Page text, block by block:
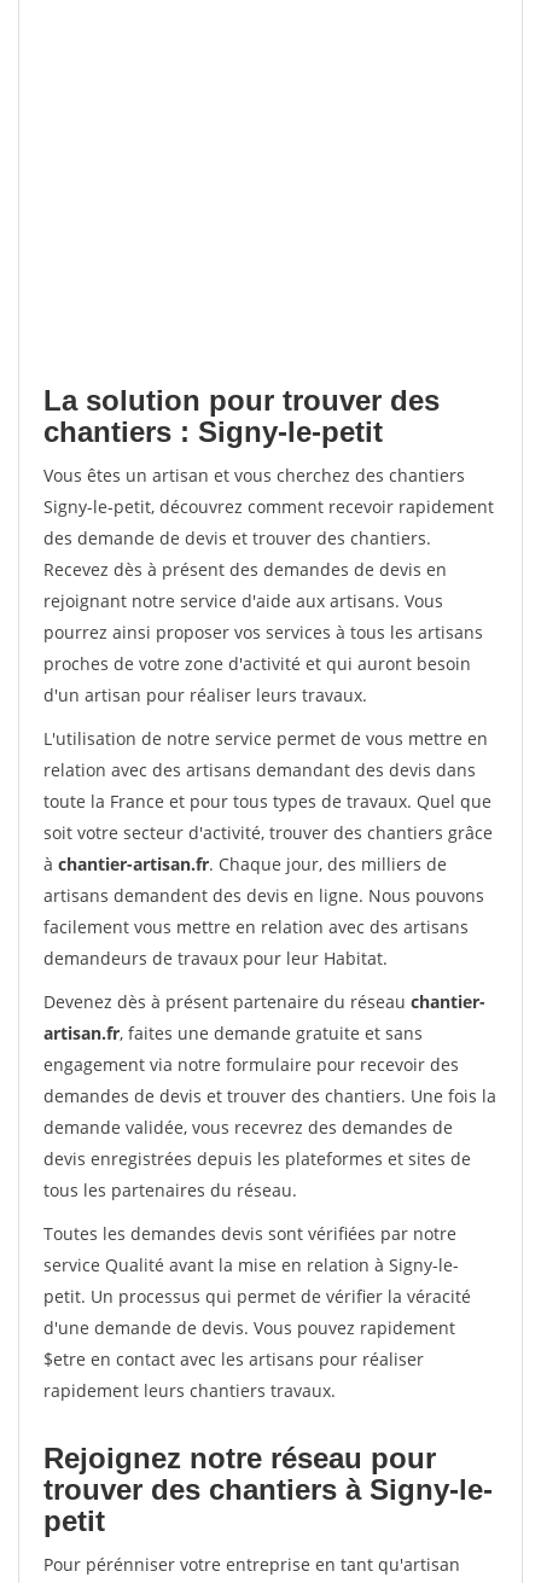
La solution pour trouver des
chantiers : Signy-le-petit
Vous êtes un artisan et vous cherchez des chantiers
Signy-le-petit, découvrez comment recevoir rapidement
des demande de devis et trouver des chantiers.
Recevez dès à présent des demandes de devis en
rejoignant notre service d'aide aux artisans. Vous
pourrez ainsi proposer vos services à tous les artisans
proches de votre zone d'activité et qui auront besoin
d'un artisan pour réaliser leurs travaux.
L'utilisation de notre service permet de vous mettre en
relation avec des artisans demandant des devis dans
toute la France et pour tous types de travaux. Quel que
soit votre secteur d'activité, trouver des chantiers grâce
à chantier-artisan.fr. Chaque jour, des milliers de
artisans demandent des devis en ligne. Nous pouvons
facilement vous mettre en relation avec des artisans
demandeurs de travaux pour leur Habitat.
Devenez dès à présent partenaire du réseau chantier-
artisan.fr, faites une demande gratuite et sans
engagement via notre formulaire pour recevoir des
demandes de devis et trouver des chantiers. Une fois la
demande validée, vous recevrez des demandes de
devis enregistrées depuis les plateformes et sites de
tous les partenaires du réseau.
Toutes les demandes devis sont vérifiées par notre
service Qualité avant la mise en relation à Signy-le-
petit. Un processus qui permet de vérifier la véracité
d'une demande de devis. Vous pouvez rapidement
$etre en contact avec les artisans pour réaliser
rapidement leurs chantiers travaux.
Rejoignez notre réseau pour
trouver des chantiers à Signy-le-
petit
Pour pérénniser votre entreprise en tant qu'artisan